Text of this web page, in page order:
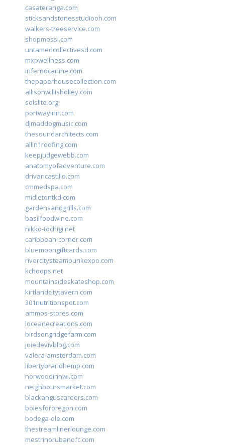
casateranga.com
sticksandstonesstudiooh.com
walkers-treeservice.com
shopmossi.com
untamedcollectivesd.com
mxpwellness.com
infernocanine.com
thepaperhousecollection.com
allisonwillisholley.com
solslite.org
portwayinn.com
djmaddogmusic.com
thesoundarchitects.com
allin1roofing.com
keepjudgewebb.com
anatomyofadventure.com
drivancastillo.com
cmmedspa.com
midletontkd.com
gardensandgrills.com
basilfoodwine.com
nikko-tochigi.net
caribbean-corner.com
bluemoongiftcards.com
rivercitysteampunkexpo.com
kchoops.net
mountainsideskateshop.com
kirtlandcitytavern.com
301nutritionspot.com
ammos-stores.com
loceanecreations.com
birdsongridgefarm.com
joiedevivblog.com
valera-amsterdam.com
libertybrandhemp.com
norwoodinnwi.com
neighboursmarket.com
blackanguscareers.com
bolesfororegon.com
bodega-ole.com
thestreamlinerlounge.com
mestrinorubanofc.com